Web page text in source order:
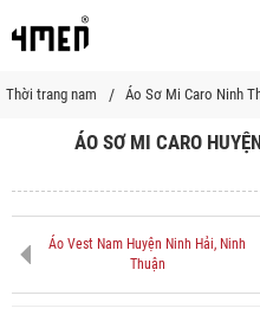
Thời trang nam Áo Sơ Mi Caro Ninh
ÁO SƠ MI CARO
Áo Vest Nam Huyện Ninh Hải, Ninh
Thuận